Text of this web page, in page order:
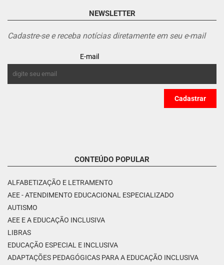
NEWSLETTER
Cadastre-se e receba notícias diretamente em seu e-mail
E-mail
CONTEÚDO POPULAR
ALFABETIZAÇÃO E LETRAMENTO
AEE - ATENDIMENTO EDUCACIONAL ESPECIALIZADO
AUTISMO
AEE E A EDUCAÇÃO INCLUSIVA
LIBRAS
EDUCAÇÃO ESPECIAL E INCLUSIVA
ADAPTAÇÕES PEDAGÓGICAS PARA A EDUCAÇÃO INCLUSIVA